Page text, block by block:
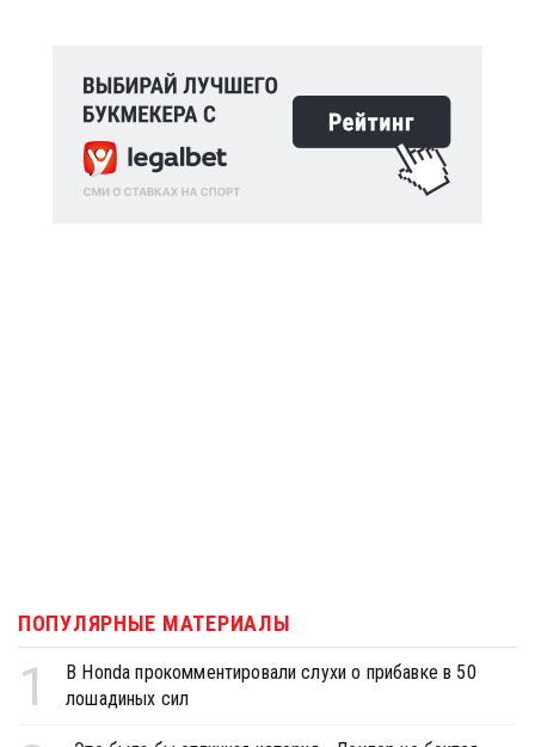
ПОПУЛЯРНЫЕ МАТЕРИАЛЫ
1
В Honda прокомментировали слухи о прибавке в 50
лошадиных сил